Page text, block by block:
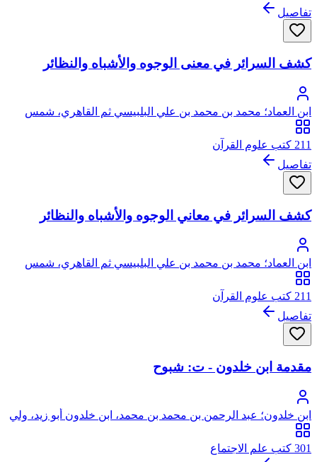
تفاصيل
كشف السرائر في معنى الوجوه والأشباه والنظائر
ابن العماد؛ محمد بن محمد بن علي البلبيسي ثم القاهري، شمس
الدين المعروف بابن العماد، وهو لقب جد والده
211 كتب علوم القرآن
تفاصيل
كشف السرائر في معاني الوجوه والأشباه والنظائر
ابن العماد؛ محمد بن محمد بن علي البلبيسي ثم القاهري، شمس
الدين المعروف بابن العماد، وهو لقب جد والده
211 كتب علوم القرآن
تفاصيل
مقدمة ابن خلدون - ت: شبوح
ابن خلدون؛ عبد الرحمن بن محمد بن محمد، ابن خلدون أبو زيد، ولي
الدين الحضرمي الإشبيلي، من ولد وائل بن حجر
301 كتب علم الاجتماع